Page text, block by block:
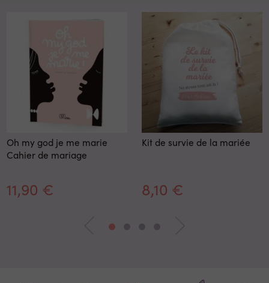
Oh my god je me marie
Cahier de mariage
11,90 €
Kit de survie de la mariée
8,10 €